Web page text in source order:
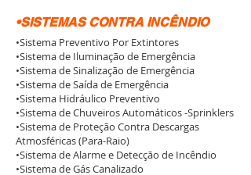
•SISTEMAS CONTRA INCÊNDIO
•Sistema Preventivo Por Extintores
•Sistema de Iluminação de Emergência
•Sistema de Sinalização de Emergência
•Sistema de Saída de Emergência
•Sistema Hidráulico Preventivo
•Sistema de Chuveiros Automáticos -Sprinklers
•Sistema de Proteção Contra Descargas
Atmosféricas (Para-Raio)
•Sistema de Alarme e Detecção de Incêndio
•Sistema de Gás Canalizado